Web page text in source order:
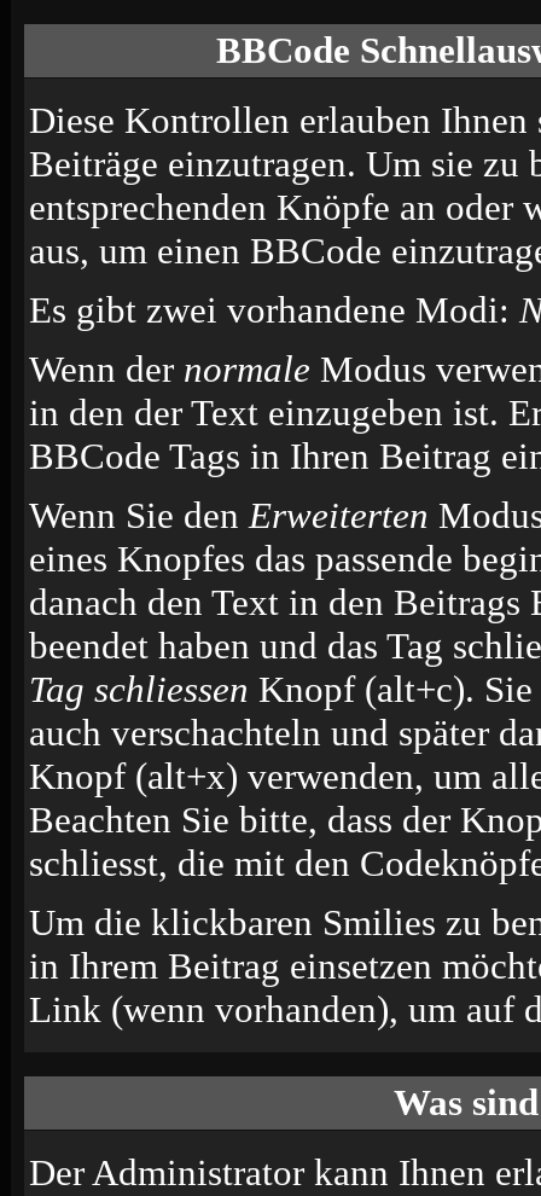
BBCode
Diese Kontrollen erlauben
Beiträge einzutragen. Um sie zu
entsprechenden Knöpfe an oder
aus, um einen BBCode
Es gibt zwei vorhandene Modi:
Wenn der normale Modus
in den der Text einzugeben ist.
BBCode Tags in Ihren Beitrag
Wenn Sie denErweiterten
eines Knopfes das passende
danach den Text in den Beitrags
beendet haben und das Tag
Tag schliessen Knopf (alt+c).
auch verschachteln und später
Knopf (alt+x) verwenden, um
Beachten Sie bitte, dass der
schliesst, die mit den
Um die klickbaren Smilies zu
in Ihrem Beitrag einsetzen
Link (wenn vorhanden), um auf
Was
Der Administrator kann Ihnen